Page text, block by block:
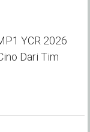
YCR 2026
Dari Tim